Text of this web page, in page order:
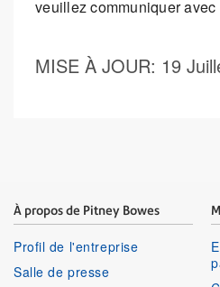
veuillez communiquer
MISE À JOUR: 19
À propos de Pitney Bowes
Profil de l'entreprise
Salle de presse